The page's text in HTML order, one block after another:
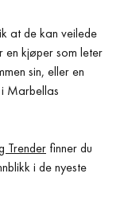
at de kan veilede
en kjøper som leter
sin, eller en
Marbellas
Trender finner du
i de nyeste